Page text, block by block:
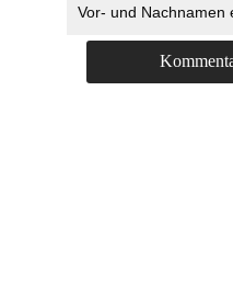
Vor- und Nachnamen